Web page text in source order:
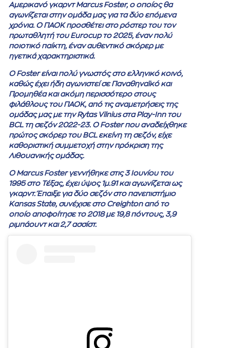
Αμερικανό γκαρντ Marcus Foster, ο οποίος θα
αγωνίζεται στην ομάδα μας για τα δύο επόμενα
χρόνια. Ο ΠΑΟΚ προσθέτει στο ρόστερ του τον
πρωταθλητή του Eurocup το 2025, έναν πολύ
ποιοτικό παίκτη, έναν αυθεντικό σκόρερ με
ηγετικά χαρακτηριστικά.
Ο Foster είναι πολύ γνωστός στο ελληνικό κοινό,
καθώς έχει ήδη αγωνιστεί σε Παναθηναϊκό και
Προμηθέα και ακόμη περισσότερο στους
φιλάθλους του ΠΑΟΚ, από τις αναμετρήσεις της
ομάδας μας με την Rytas Vilnius στα Play-Inn του
BCL τη σεζόν 2022-23. Ο Foster που αναδείχθηκε
πρώτος σκόρερ του BCL εκείνη τη σεζόν, είχε
καθοριστική συμμετοχή στην πρόκριση της
Λιθουανικής ομάδας.
Ο Marcus Foster γεννήθηκε στις 3 Ιουνίου του
1995 στο Τέξας, έχει ύψος 1μ.91 και αγωνίζεται ως
γκαρντ. Έπαιξε για δύο σεζόν στο πανεπιστήμιο
Kansas State, συνέχισε στο Creighton από το
οποίο αποφοίτησε το 2018 με 19,8 πόντους, 3,9
ριμπάουντ και 2,7 ασσίστ.